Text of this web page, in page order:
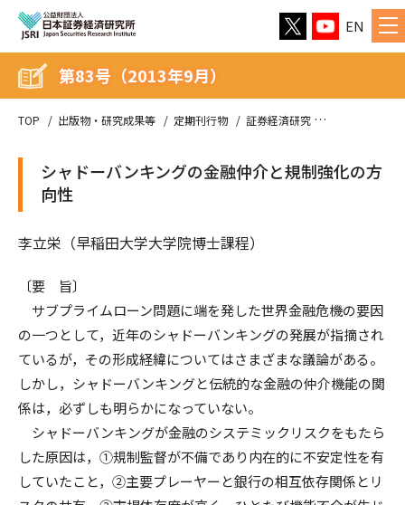
EN
TOP 出版物・研究成果等 定期刊行物 証券経済研究
第83号（2013年9月）
シャドーバンキングの金融仲介と規制強化の方
向性
李立栄（早稲田大学大学院博士課程）
〔要 旨〕
サブプライムローン問題に端を発した世界金融危機の要因
の一つとして，近年のシャドーバンキングの発展が指摘され
ているが，その形成経緯についてはさまざまな議論がある。
しかし，シャドーバンキングと伝統的な金融の仲介機能の関
係は，必ずしも明らかになっていない。
シャドーバンキングが金融のシステミックリスクをもたら
した原因は，①規制監督が不備であり内在的に不安定性を有
していたこと，②主要プレーヤーと銀行の相互依存関係とリ